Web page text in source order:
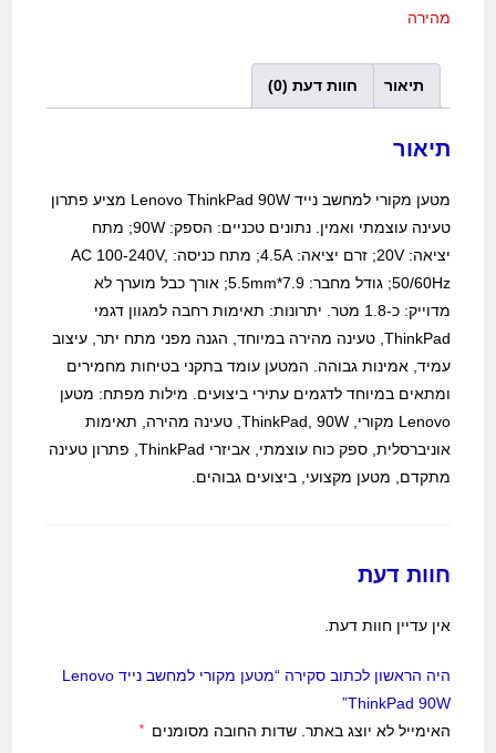
מהירה
תיאור חוות דעת (0)
תיאור
מטען מקורי למחשב נייד Lenovo ThinkPad 90W מציע פתרון
טעינה עוצמתי ואמין. נתונים טכניים: הספק: 90W; מתח
יציאה: 20V; זרם יציאה: 4.5A; מתח כניסה: AC 100-240V,
50/60Hz; גודל מחבר: 7.9*5.5mm; אורך כבל מוערך לא
מדוייק: כ-1.8 מטר. יתרונות: תאימות רחבה למגוון דגמי
ThinkPad, טעינה מהירה במיוחד, הגנה מפני מתח יתר, עיצוב
עמיד, אמינות גבוהה. המטען עומד בתקני בטיחות מחמירים
ומתאים במיוחד לדגמים עתירי ביצועים. מילות מפתח: מטען
Lenovo מקורי, ThinkPad, 90W, טעינה מהירה, תאימות
אוניברסלית, ספק כוח עוצמתי, אביזרי ThinkPad, פתרון טעינה
מתקדם, מטען מקצועי, ביצועים גבוהים.
חוות דעת
אין עדיין חוות דעת.
היה הראשון לכתוב סקירה “מטען מקורי למחשב נייד Lenovo
ThinkPad 90W”
האימייל לא יוצג באתר. שדות החובה מסומנים *